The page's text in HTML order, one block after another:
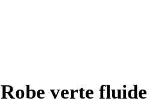
Robe verte fluide